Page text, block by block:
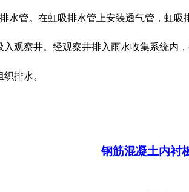
管。在虹吸排水管上安装透气管，虹
观察井。经观察井排入雨水收集系统
排水。
钢筋混凝土内衬